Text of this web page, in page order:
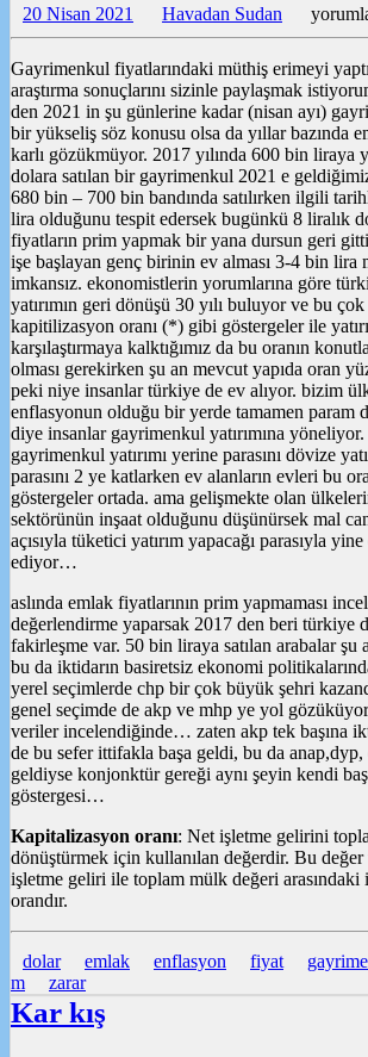
20 Nisan 2021 Havadan Sudan
Emlak
erime
için
Gayrimenkul fiyatlarındaki müthiş erimeyi
araştırma sonuçlarını sizinle paylaşmak
den 2021 in şu günlerine kadar (nisan ayı)
bir yükseliş söz konusu olsa da yıllar bazında
karlı gözükmüyor. 2017 yılında 600 bin liraya
dolara satılan bir gayrimenkul 2021 e
680 bin – 700 bin bandında satılırken ilgili
lira olduğunu tespit edersek bugünkü 8 liralık
fiyatların prim yapmak bir yana dursun geri
işe başlayan genç birinin ev alması 3-4 bin lira
imkansız. ekonomistlerin yorumlarına göre
yatırımın geri dönüşü 30 yılı buluyor ve bu
kapitilizasyon oranı (*) gibi göstergeler ile
karşılaştırmaya kalktığımız da bu oranın
olması gerekirken şu an mevcut yapıda oran
peki niye insanlar türkiye de ev alıyor. bizim
enflasyonun olduğu bir yerde tamamen param
diye insanlar gayrimenkul yatırımına
gayrimenkul yatırımı yerine parasını dövize
parasını 2 ye katlarken ev alanların evleri bu
göstergeler ortada. ama gelişmekte olan
sektörünün inşaat olduğunu düşünürsek mal
açısıyla tüketici yatırım yapacağı parasıyla
ediyor…
aslında emlak fiyatlarının prim yapmaması
değerlendirme yaparsak 2017 den beri türkiye
fakirleşme var. 50 bin liraya satılan arabalar şu
bu da iktidarın basiretsiz ekonomi
yerel seçimlerde chp bir çok büyük şehri
genel seçimde de akp ve mhp ye yol
veriler incelendiğinde… zaten akp tek başına
de bu sefer ittifakla başa geldi, bu da anap,dyp,
geldiyse konjonktür gereği aynı şeyin kendi
göstergesi…
Kapitalizasyon oranı: Net işletme gelirini
dönüştürmek için kullanılan değerdir. Bu değer
işletme geliri ile toplam mülk değeri arasındaki
orandır.
dolar emlak enflasyon fiyat
m
zarar
Kar kış